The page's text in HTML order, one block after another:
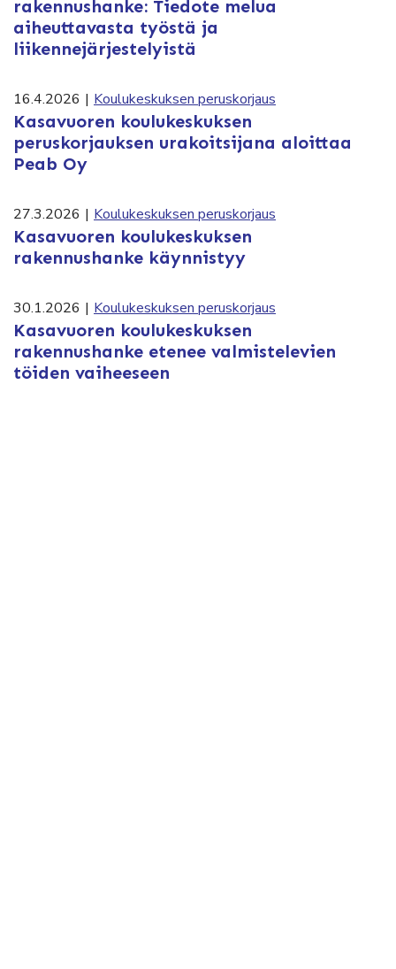
rakennushanke: Tiedote melua
aiheuttavasta työstä ja
liikennejärjestelyistä
16.4.2026 | Koulukeskuksen peruskorjaus
Kasavuoren koulukeskuksen
peruskorjauksen urakoitsijana aloittaa
Peab Oy
27.3.2026 | Koulukeskuksen peruskorjaus
Kasavuoren koulukeskuksen
rakennushanke käynnistyy
30.1.2026 | Koulukeskuksen peruskorjaus
Kasavuoren koulukeskuksen
rakennushanke etenee valmistelevien
töiden vaiheeseen